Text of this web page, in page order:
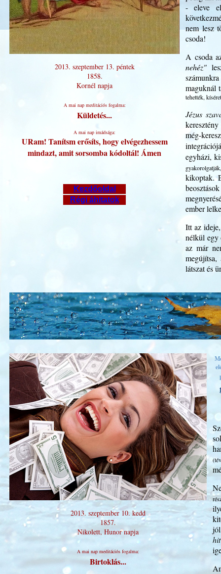
2013. szeptember 13. péntek
1858.
Kornél napja
A mai nap meditációs fogalma:
Küldetés...
A mai nap imádsága:
URam! Tanítsm erősíts, hogy elvégezhessem
mindazt, amit sorsomba kódoltál! Ámen
Kezdőoldal
Régi áhitatok
- eleve
nem lesz
csoda!
A csoda
nehéz"
maguknál
tehették,
Jézus
még-
egyházi,
kikoptak.
ember
Itt az
nélkül egy
az már
látszat és
2013. szeptember 10. kedd
1857.
Nikolett, Hunor napja
A mai nap meditációs fogalma:
Birtoklás...
hit